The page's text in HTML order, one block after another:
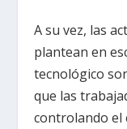
A su vez, las
plantean en
tecnológico
que las
controlando el